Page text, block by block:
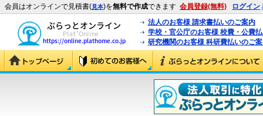
会員はオンラインで見積書(見本)を無料で作成できます 会員登録(無料) ログイン
法人のお客様 請求書払いのご案内
学校・官公庁のお客様 校費・公費
研究機関のお客様 科研費払いのご